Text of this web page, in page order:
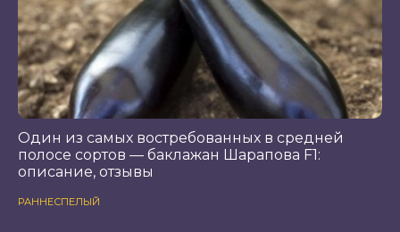
Один из самых востребованных в средней
полосе сортов — баклажан Шарапова F1:
описание, отзывы
РАННЕСПЕЛЫЙ